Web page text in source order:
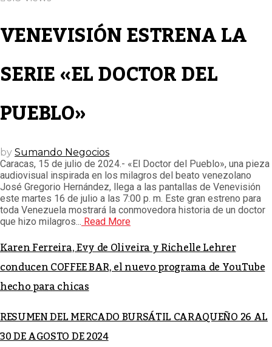
VENEVISIÓN ESTRENA LA
SERIE «EL DOCTOR DEL
PUEBLO»
by Sumando Negocios
Caracas, 15 de julio de 2024.- «El Doctor del Pueblo», una pieza
audiovisual inspirada en los milagros del beato venezolano
José Gregorio Hernández, llega a las pantallas de Venevisión
este martes 16 de julio a las 7:00 p. m. Este gran estreno para
toda Venezuela mostrará la conmovedora historia de un doctor
que hizo milagros... Read More
Karen Ferreira, Evy de Oliveira y Richelle Lehrer
conducen COFFEE BAR, el nuevo programa de YouTube
hecho para chicas
RESUMEN DEL MERCADO BURSÁTIL CARAQUEÑO 26 AL
30 DE AGOSTO DE 2024